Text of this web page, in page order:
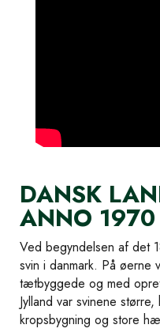
DANSK
ANNO 1970
Ved begyndelsen af det
svin i danmark. På øerne
tætbyggede og med
Jylland var svinene
kropsbygning og store